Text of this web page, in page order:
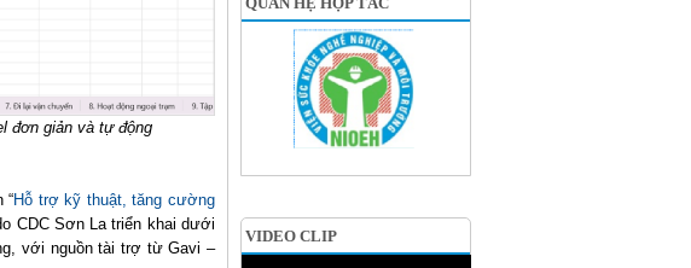
đơn giản và tự động
“Hỗ trợ kỹ thuật, tăng cường
CDC Sơn La triển khai dưới
với nguồn tài trợ từ Gavi –
VIDEO CLIP